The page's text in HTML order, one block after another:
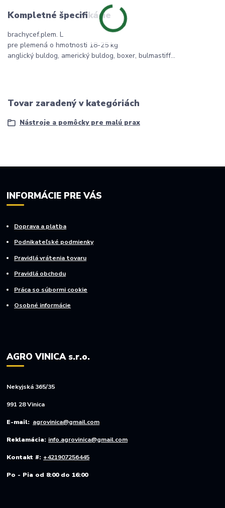
Kompletné špecifikácie
brachycef.plem. L
pre plemená o hmotnosti 18-25 kg
anglický buldog, americký buldog, boxer, bulmastiff...
Tovar zaradený v kategóriách
Nástroje a pomôcky pre malú prax
INFORMÁCIE PRE VÁS
Doprava a platba
Podnikateľské podmienky
Pravidlá vrátenia tovaru
Pravidlá obchodu
Práca so súbormi cookie
Osobné informácie
AGRO VINICA s.r.o.
Nekyjská 365/35
991 28 Vinica
E-mail: agrovinica@gmail.com
Reklamácia: info.agrovinica@gmail.com
Kontakt #: +421907256445
Po - Pia od 8:00 do 16:00